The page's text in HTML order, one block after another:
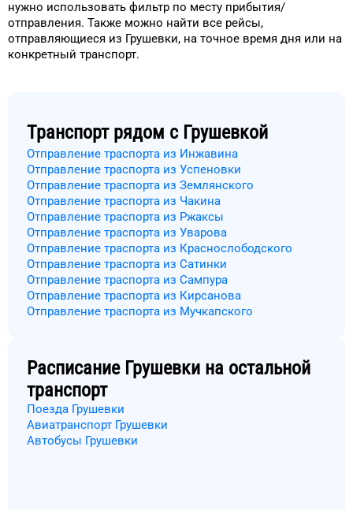
нужно использовать фильтр по месту прибытия/
отправления. Также можно найти все рейсы,
отправляющиеся из Грушевки, на точное время дня или на
конкретный транспорт.
Транспорт рядом с Грушевкой
Отправление траспорта из Инжавина
Отправление траспорта из Успеновки
Отправление траспорта из Землянского
Отправление траспорта из Чакина
Отправление траспорта из Ржаксы
Отправление траспорта из Уварова
Отправление траспорта из Краснослободского
Отправление траспорта из Сатинки
Отправление траспорта из Сампура
Отправление траспорта из Кирсанова
Отправление траспорта из Мучкапского
Расписание Грушевки на остальной
транспорт
Поезда Грушевки
Авиатранспорт Грушевки
Автобусы Грушевки